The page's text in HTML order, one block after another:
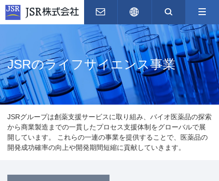
お問い合わせEnglish サイト内
JSRのライフサイエンス事業
JSRグループは創薬支援サービスに取り組み、バイオ医薬品の探索
から商業製造までの一貫したプロセス支援体制をグローバルで展
開しています。 これらの一連の事業を提供することで、医薬品の
開発成功確率の向上や開発期間短縮に貢献していきます。